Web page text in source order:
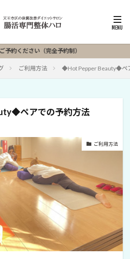
ください（完全予約制）
ご利用方法 ◆Hot Pepper Beauty◆ペ
ペアでの予約方法
ご利用方法